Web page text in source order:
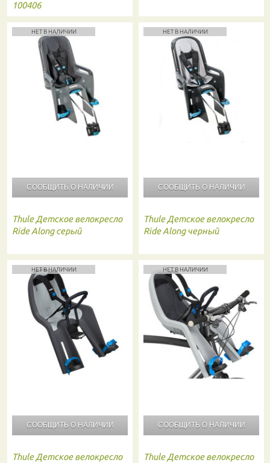
100406
НЕТ В НАЛИЧИИ
СООБЩИТЬ О НАЛИЧИИ
Thule Детское велокресло
Ride Along серый
НЕТ В НАЛИЧИИ
СООБЩИТЬ О НАЛИЧИИ
Thule Детское велокресло
Ride Along черный
НЕТ В НАЛИЧИИ
СООБЩИТЬ О НАЛИЧИИ
Thule Детское велокресло
НЕТ В НАЛИЧИИ
СООБЩИТЬ О НАЛИЧИИ
Thule Детское велокресло